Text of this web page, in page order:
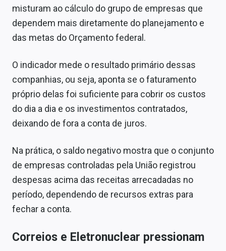
misturam ao cálculo do grupo de empresas que
dependem mais diretamente do planejamento e
das metas do Orçamento federal.
O indicador mede o resultado primário dessas
companhias, ou seja, aponta se o faturamento
próprio delas foi suficiente para cobrir os custos
do dia a dia e os investimentos contratados,
deixando de fora a conta de juros.
Na prática, o saldo negativo mostra que o conjunto
de empresas controladas pela União registrou
despesas acima das receitas arrecadadas no
período, dependendo de recursos extras para
fechar a conta.
Correios e Eletronuclear pressionam